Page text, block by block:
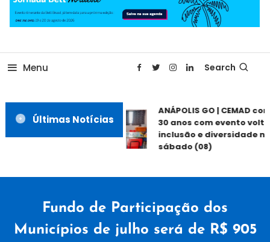
Menu Search
Últimas Notícias
ANÁPOLIS GO | CEMAD
30 anos com evento
inclusão e diversidade
sábado (08)
Fundo de Participação dos
Municípios de julho será de R$ 905